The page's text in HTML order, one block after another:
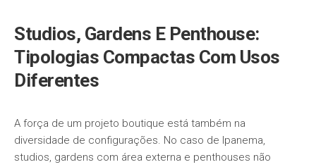
Studios, Gardens E Penthouse:
Tipologias Compactas Com Usos
Diferentes
A força de um projeto boutique está também na
diversidade de configurações. No caso de Ipanema,
studios, gardens com área externa e penthouses não